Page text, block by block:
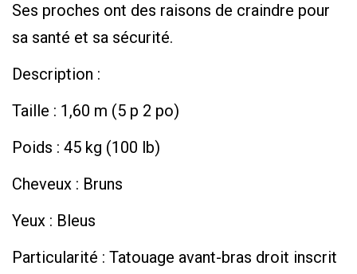
Ses proches ont des raisons de craindre pour
sa santé et sa sécurité.
Description :
Taille : 1,60 m (5 p 2 po)
Poids : 45 kg (100 lb)
Cheveux : Bruns
Yeux : Bleus
Particularité : Tatouage avant-bras droit inscrit